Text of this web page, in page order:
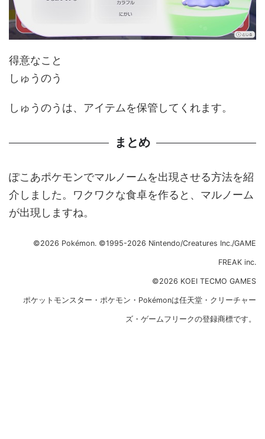
得意なこと
しゅうのう
しゅうのうは、アイテムを保管してくれます。
まとめ
ぽこあポケモンでマルノームを出現させる方法を紹
介しました。ワクワクな食卓を作ると、マルノーム
が出現しますね。
©2026 Pokémon. ©1995-2026 Nintendo/Creatures Inc./GAME
FREAK inc.
©2026 KOEI TECMO GAMES
ポケットモンスター・ポケモン・Pokémonは任天堂・クリーチャー
ズ・ゲームフリークの登録商標です。